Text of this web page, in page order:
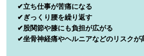
✔立ち仕事が苦痛になる
✔ぎっくり腰を繰り返す
✔股関節や膝にも負担が広がる
✔坐骨神経痛やヘルニアなどのリスクが